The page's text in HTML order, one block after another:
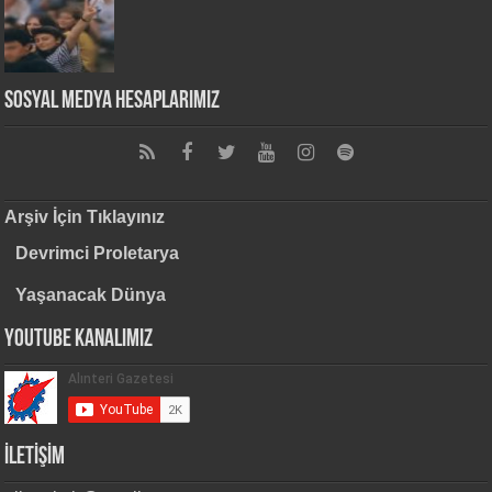
Sosyal Medya Hesaplarımız
Arşiv İçin Tıklayınız
Devrimci Proletarya
Yaşanacak Dünya
Youtube Kanalımız
İLETİŞİM